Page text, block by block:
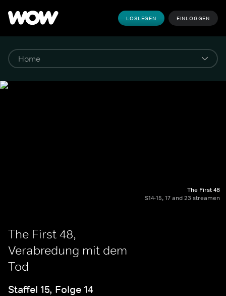
LOSLEGEN EINLOGGEN
The First 48
S14-15, 17 and 23 streamen
The First 48,
Verabredung mit dem
Tod
Staffel 15, Folge 14